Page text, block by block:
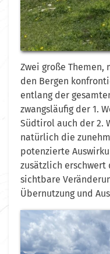
Zwei große
den Bergen
entlang der
zwangsläufig der 1.
Südtirol auch der 2.
natürlich die
potenzierte
zusätzlich
sichtbare
Übernutzung und